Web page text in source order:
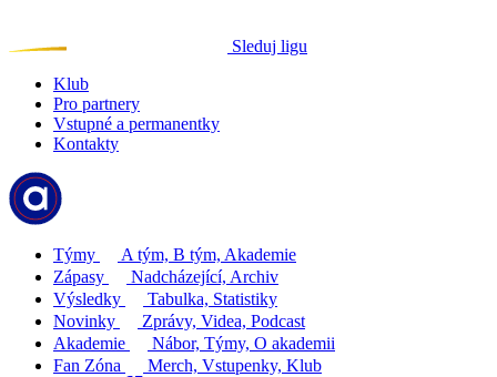
Sleduj ligu
Klub
Pro partnery
Vstupné a permanentky
Kontakty
Týmy
A tým, B tým, Akademie
Zápasy
Nadcházející, Archiv
Výsledky
Tabulka, Statistiky
Novinky
Zprávy, Videa, Podcast
Akademie
Nábor, Týmy, O akademii
Fan Zóna
Merch, Vstupenky, Klub